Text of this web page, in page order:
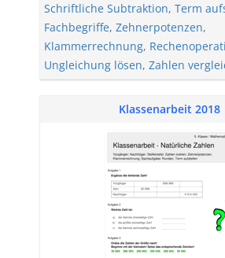
Schriftliche Subtraktion, Term
Fachbegriffe, Zehnerpotenzen,
Klammerrechnung,
Ungleichung lösen, Zahlen
Klassenarbeit 2018